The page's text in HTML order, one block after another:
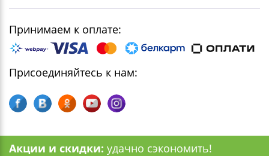
Принимаем к оплате:
Присоединяйтесь к нам:
Акции и скидки: удачно сэкономить!